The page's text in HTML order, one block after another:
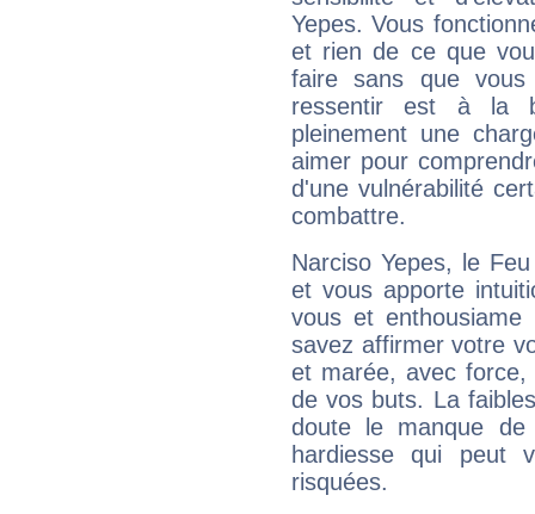
Yepes. Vous
et rien de ce que
faire sans que
ressentir est à la
pleinement une
aimer pour
d'une vulnérabilité
combattre.
Narciso Yepes, le
et vous apporte
vous et
savez affirmer votre
et marée, avec
de vos buts. La
doute le manque
hardiesse qui peut
risquées.